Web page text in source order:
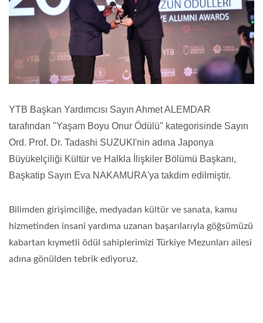
YTB Başkan Yardımcısı Sayın Ahmet ALEMDAR
tarafından "Yaşam Boyu Onur Ödülü" kategorisinde Sayın
Ord. Prof. Dr. Tadashi SUZUKI'nin adına Japonya
Büyükelçiliği Kültür ve Halkla İlişkiler Bölümü Başkanı,
Başkatip Sayın Eva NAKAMURA'ya takdim edilmiştir.
Bilimden girişimciliğe, medyadan kültür ve sanata, kamu
hizmetinden insani yardıma uzanan başarılarıyla göğsümüzü
kabartan kıymetli ödül sahiplerimizi Türkiye Mezunları ailesi
adına gönülden tebrik ediyoruz.